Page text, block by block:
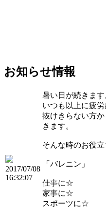
お知らせ情報
2017/07/08
16:32:07
暑い日が続きます
いつも以上に疲労
抜けきらない方
きます。
そんな時のお役
「バレニン」
仕事に☆
家事に☆
スポーツに☆